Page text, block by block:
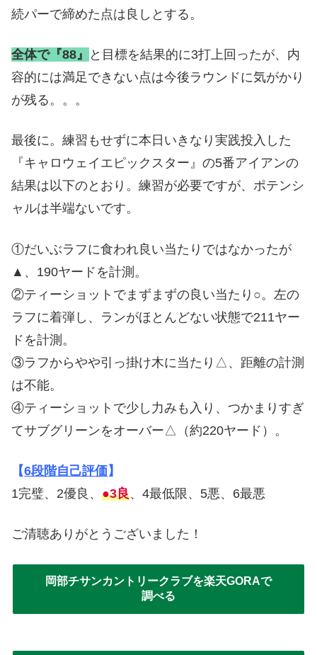
続パーで締めた点は良しとする。
全体で『88』
と目標を結果的に3打上回ったが、内
容的には満足できない点は今後ラウンドに気がかり
が残る。。。
最後に。練習もせずに本日いきなり実践投入した
『キャロウェイエピックスター』の5番アイアンの
結果は以下のとおり。練習が必要ですが、ポテンシ
ャルは半端ないです。
①だいぶラフに食われ良い当たりではなかったが
▲、190ヤードを計測。
②ティーショットでまずまずの良い当たり○。左の
ラフに着弾し、ランがほとんどない状態で211ヤー
ドを計測。
③ラフからやや引っ掛け木に当たり△、距離の計測
は不能。
④ティーショットで少し力みも入り、つかまりすぎ
てサブグリーンをオーバー△（約220ヤード）。
【6段階自己評価】
1完璧、2優良、 ●3良、4最低限、5悪、6最悪
ご清聴ありがとうございました！
岡部チサンカントリークラブを楽天GORAで
調べる